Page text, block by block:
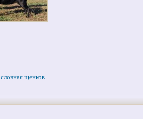
щенков